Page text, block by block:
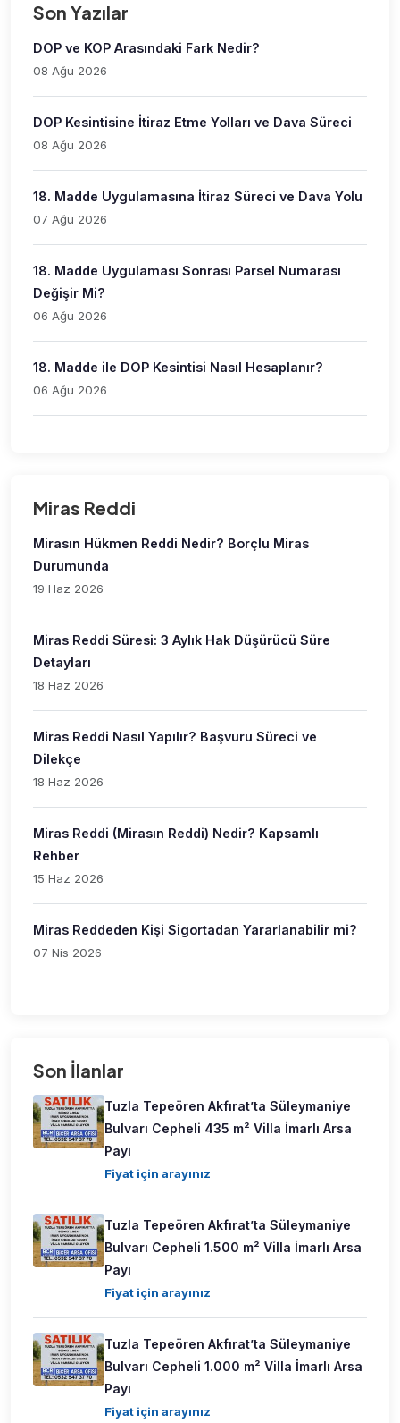
Son Yazılar
DOP ve KOP Arasındaki Fark Nedir?
08 Ağu 2026
DOP Kesintisine İtiraz Etme Yolları ve Dava Süreci
08 Ağu 2026
18. Madde Uygulamasına İtiraz Süreci ve Dava Yolu
07 Ağu 2026
18. Madde Uygulaması Sonrası Parsel Numarası
Değişir Mi?
06 Ağu 2026
18. Madde ile DOP Kesintisi Nasıl Hesaplanır?
06 Ağu 2026
Miras Reddi
Mirasın Hükmen Reddi Nedir? Borçlu Miras
Durumunda
19 Haz 2026
Miras Reddi Süresi: 3 Aylık Hak Düşürücü Süre
Detayları
18 Haz 2026
Miras Reddi Nasıl Yapılır? Başvuru Süreci ve
Dilekçe
18 Haz 2026
Miras Reddi (Mirasın Reddi) Nedir? Kapsamlı
Rehber
15 Haz 2026
Miras Reddeden Kişi Sigortadan Yararlanabilir mi?
07 Nis 2026
Son İlanlar
Tuzla Tepeören Akfırat’ta Süleymaniye
Bulvarı Cepheli 435 m² Villa İmarlı Arsa
Payı
Fiyat için arayınız
Tuzla Tepeören Akfırat’ta Süleymaniye
Bulvarı Cepheli 1.500 m² Villa İmarlı Arsa
Payı
Fiyat için arayınız
Tuzla Tepeören Akfırat’ta Süleymaniye
Bulvarı Cepheli 1.000 m² Villa İmarlı Arsa
Payı
Fiyat için arayınız